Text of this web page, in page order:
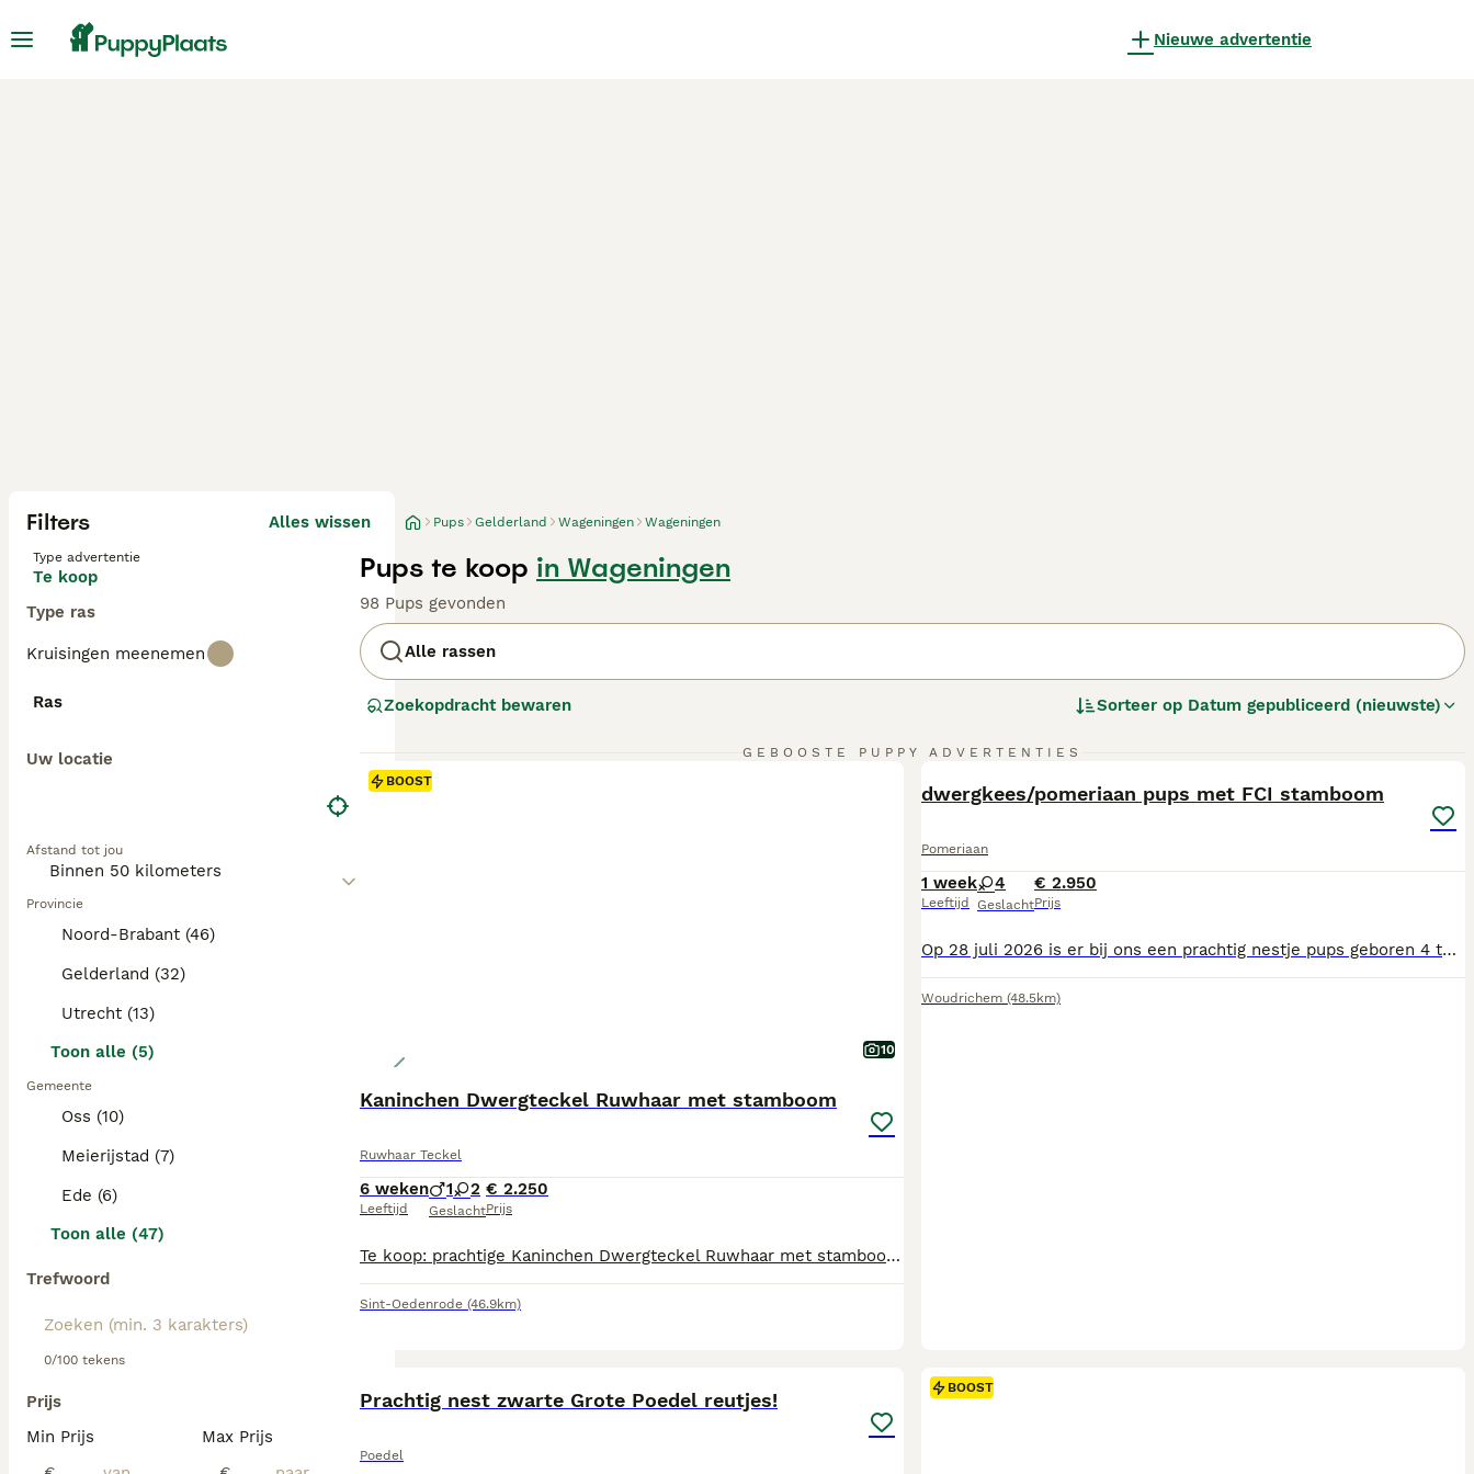
Nieuwe advertentie
Filters Alles wissen
Type advertentie
Te koop
Type ras
Kruisingen meenemen
Ras
Uw locatie
Afstand tot jou
Provincie
Noord-Brabant (46)
Gelderland (32)
Utrecht (13)
Toon alle (5)
Gemeente
Oss (10)
Meierijstad (7)
Ede (6)
Toon alle (47)
Trefwoord
0/100 tekens
Prijs
Min Prijs
Max Prijs
Pups Gelderland Wageningen Wageningen
Pups te koop in Wageningen
98 Pups gevonden
Alle rassen
Zoekopdracht bewaren Sorteer op Datum gepubliceerd (nieuwste)
GEBOOSTE PUPPY ADVERTENTIES
BOOST
10
Kaninchen Dwergteckel Ruwhaar met stamboom
Ruwhaar Teckel
6 weken
Leeftijd
1 2
Geslacht
€ 2.250
Prijs
Te koop: prachtige Kaninchen Dwergteckel Ruwhaar met stamboom. Met veel plezier bieden wij een aantal prachtige Kaninchen Dwergteckel ruwhaar pups aan. Onze pups groeien op met veel liefde en aandacht en zijn goed verzorgd. De pups zijn: Regelmatig ontwormd Door de dierenarts nagekeken Gechipt via de Raad van Beheer In het bezit van een officiële stamboom 1x black & tan teefje – ruwhaar 1x wildkleur teefje – ruwhaar 1x wildkleur reutje – ruwhaar Deze mooie, vrolijke pups zijn op zoek naar een liefdevol en verantwoordelijk thuis waar ze deel mogen uitmaken van het gezin. Heeft u interesse in één van deze prachtige Kaninchen Dwergteckels of wilt u graag meer informatie? Neem dan gerust contact met ons op. 0618774049
Sint-Oedenrode (46.9km)
dwergkees/pomeriaan pups met FCI stamboom
Pomeriaan
1 week
Leeftijd
4
Geslacht
€ 2.950
Prijs
Op 28 juli 2026 is er bij ons een prachtig nestje pups geboren 4 teefjes 2 teefjes Black/Tan en 2 teefjes Oranje mogelijk Oranje/Sable de pups zijn bij ons in de huiskamer geboren en worden goed gesocialiseerd en raken gewend aan alle geluiden. Ouders van de pups wonen beiden bij ons en zij hebben een FCI stamboom van Raad van Beheer zijn ook getest op Patella en verplichte Petscan Formulier en goed gekeurd { kortsnuitigheid Brachycefalie } Pup worden ontwormd volgens schema Gevaccineerd met 6-9 weken. krijgen een Europees Paspoort met een gezondheid verklaring van onze Dierenarts. Gechipt door Raad van Beheer en DNA afgenomen. Pups krijgen ook een FCI stamboom van Raad van Beheer Geregistreerd bij NDG wij zijn in bezit van een UBN nummer. Heeft serieuze interesse in een pupje van ons stuur dan een berichtje PS alleen serieuze berichten worden beantwoord. De prijs van een pup is € 2950 dit is een vaste prijs Foto 1 is mama Foto 2 is mama met pups Foto 2-4-5-6 nestje pups Foto 7-8 is de papa van de pups.
Woudrichem (48.5km)
Prachtig nest zwarte Grote Poedel reutjes!
Poedel
BOOST